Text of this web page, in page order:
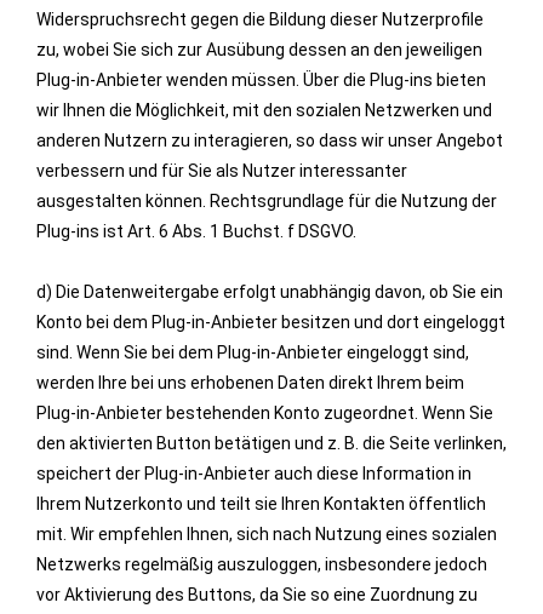
Widerspruchsrecht gegen die Bildung dieser Nutzerprofile
zu, wobei Sie sich zur Ausübung dessen an den jeweiligen
Plug-in-Anbieter wenden müssen. Über die Plug-ins bieten
wir Ihnen die Möglichkeit, mit den sozialen Netzwerken und
anderen Nutzern zu interagieren, so dass wir unser Angebot
verbessern und für Sie als Nutzer interessanter
ausgestalten können. Rechtsgrundlage für die Nutzung der
Plug-ins ist Art. 6 Abs. 1 Buchst. f DSGVO.
d) Die Datenweitergabe erfolgt unabhängig davon, ob Sie ein
Konto bei dem Plug-in-Anbieter besitzen und dort eingeloggt
sind. Wenn Sie bei dem Plug-in-Anbieter eingeloggt sind,
werden Ihre bei uns erhobenen Daten direkt Ihrem beim
Plug-in-Anbieter bestehenden Konto zugeordnet. Wenn Sie
den aktivierten Button betätigen und z. B. die Seite verlinken,
speichert der Plug-in-Anbieter auch diese Information in
Ihrem Nutzerkonto und teilt sie Ihren Kontakten öffentlich
mit. Wir empfehlen Ihnen, sich nach Nutzung eines sozialen
Netzwerks regelmäßig auszuloggen, insbesondere jedoch
vor Aktivierung des Buttons, da Sie so eine Zuordnung zu